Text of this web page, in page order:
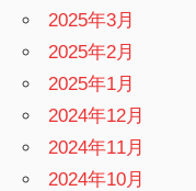
2025年3月
2025年2月
2025年1月
2024年12月
2024年11月
2024年10月